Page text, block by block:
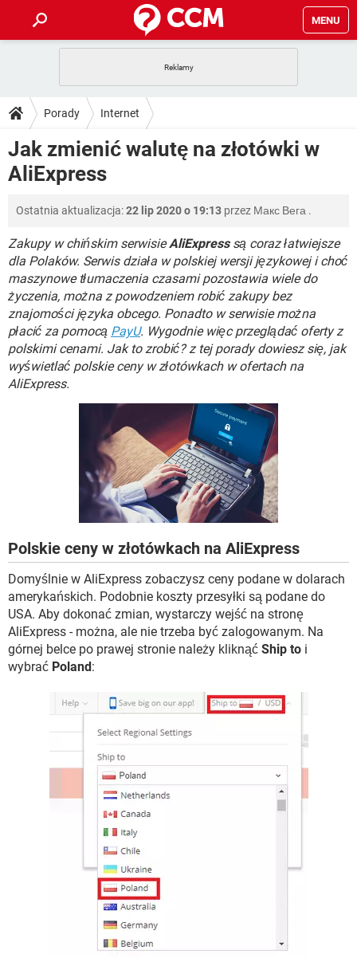
MENU
GRY
SPOTIFY NETFLIX
INSTAGRAM
PORADY
PlayStation
GRY WHATSAPP
INSTAGRAM FACEBOOK
WINDOWS 10
DO POBRANIA
ANDROID
INSTAGRAM FACEBOOK
WINDOWS 10
FORUM
COVID-19 TIKTOK
GRY WHATSAPP
SPOTIFY NETFLIX
INSTAGRAM FACEBOOK
WINDOWS 10
COVID-19 TIKTOK
GRY WHATSAPP
SPOTIFY NETFLIX
INSTAGRAM FACEBOOK
WINDOWS 10
Porady Internet
Jak zmienić walutę na złotówki w
AliExpress
Ostatnia aktualizacja:22 lip 2020 o 19:13 przez Макс Вега .
Zakupy w chińskim serwisieAliExpresssą coraz łatwiejsze
dla Polaków. Serwis działa w polskiej wersji językowej i choć
maszynowe tłumaczenia czasami pozostawia wiele do
życzenia, można z powodzeniem robić zakupy bez
znajomości języka obcego. Ponadto w serwisie można
płacić za pomocą PayU. Wygodnie więc przeglądać oferty z
polskimi cenami. Jak to zrobić? z tej porady dowiesz się, jak
wyświetlać polskie ceny w złotówkach w ofertach na
AliExpress.
Polskie ceny w złotówkach na AliExpress
Domyślnie w AliExpress zobaczysz ceny podane w dolarach
amerykańskich. Podobnie koszty przesyłki są podane do
USA. Aby dokonać zmian, wystarczy wejść na stronę
AliExpress - można, ale nie trzeba być zalogowanym. Na
górnej belce po prawej stronie należy kliknąć Ship to i
wybrać Poland :